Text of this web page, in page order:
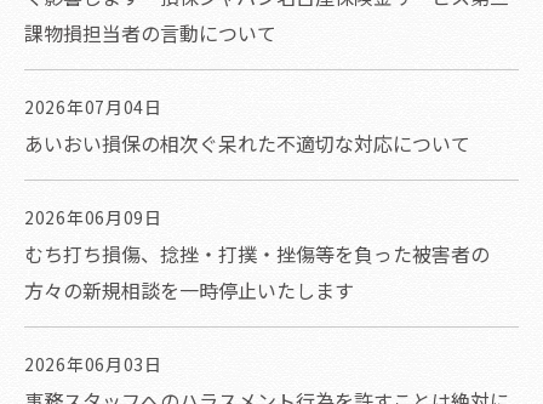
課物損担当者の言動について
2026年07月04日
あいおい損保の相次ぐ呆れた不適切な対応について
2026年06月09日
むち打ち損傷、捻挫・打撲・挫傷等を負った被害者の
方々の新規相談を一時停止いたします
2026年06月03日